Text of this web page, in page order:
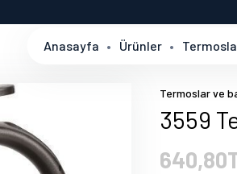
Anasayfa Ürünler
Termoslar ve
3559